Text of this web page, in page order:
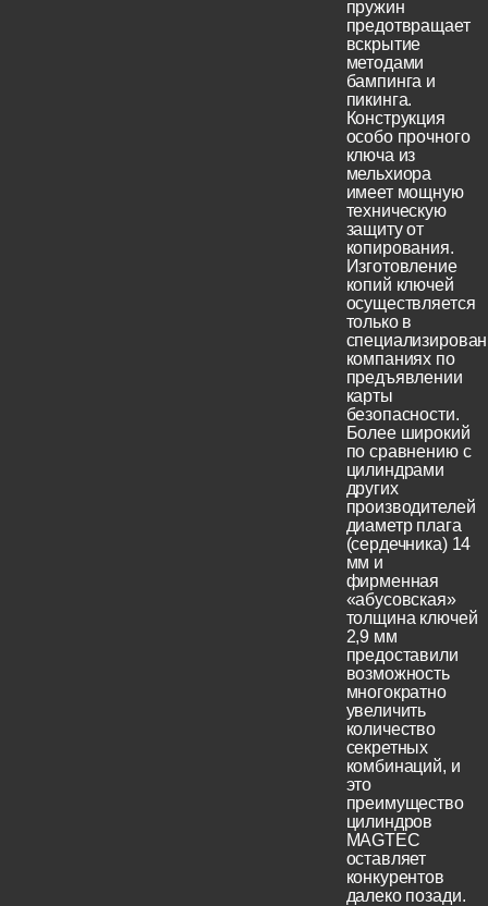
пружин
предотвращает
вскрытие
методами
бампинга и
пикинга.
Конструкция
особо прочного
ключа из
мельхиора
имеет мощную
техническую
защиту от
копирования.
Изготовление
копий ключей
осуществляется
только в
компаниях по
предъявлении
карты
безопасности.
Более широкий
по сравнению с
цилиндрами
других
производителей
диаметр плага
(сердечника) 14
мм и
фирменная
«абусовская»
толщина ключей
2,9 мм
предоставили
возможность
многократно
увеличить
количество
секретных
комбинаций, и
это
преимущество
цилиндров
MAGTEC
оставляет
конкурентов
далеко позади.